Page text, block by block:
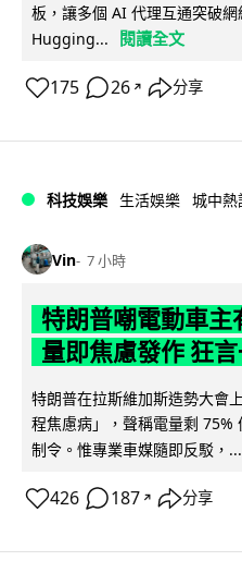
板，讓多個 AI 代理互通突破
Hugging...
閱讀全文
175 26 ↗ 分享
科技娛樂 生活娛樂 城中熱
Vin 7 小時
特朗普嘲電動車主
量即焦慮發作 狂
特朗普在拉斯維加斯造勢大會
程焦慮病」，聲稱電量剩 75%
制令。惟專業車媒隨即反駁，...
426 187 ↗ 分享